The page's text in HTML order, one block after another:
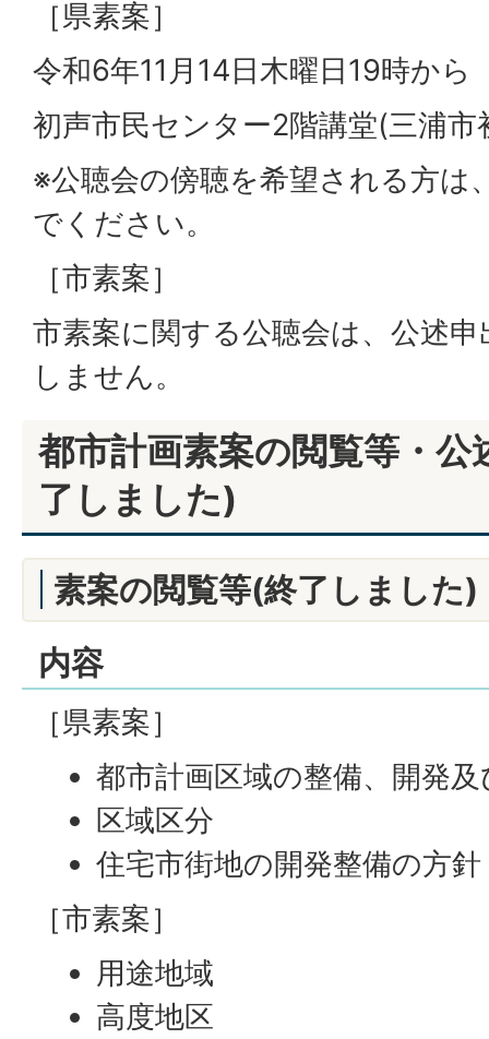
［県素案］
令和6年11月14日木曜日19時から
初声市民センター2階講堂(三浦
※公聴会の傍聴を希望される方は
でください。
［市素案］
市素案に関する公聴会は、公述
しません。
都市計画素案の閲覧等・
了しました)
素案の閲覧等(終了しました)
内容
［県素案］
都市計画区域の整備、開発
区域区分
住宅市街地の開発整備の方針
［市素案］
用途地域
高度地区